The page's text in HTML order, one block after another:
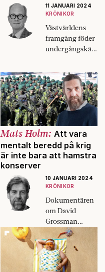
11 JANUARI 2024
KRÖNIKOR
Västvärldens
framgång föder
undergångskän
Mats Holm: Att vara
mentalt beredd på krig
är inte bara att hamstra
konserver
10 JANUARI 2024
KRÖNIKOR
Dokumentären
om David
Grossman
belyser vad krig
innebär på
riktigt.